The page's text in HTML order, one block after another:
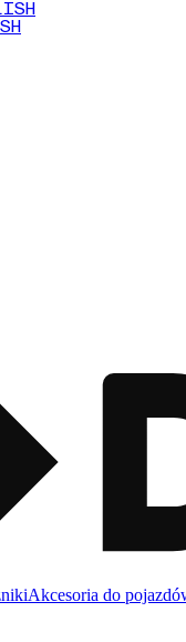
Akcesoria do